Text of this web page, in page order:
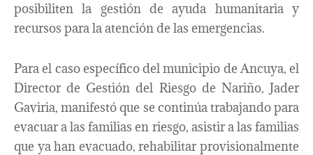
posibiliten la gestión de ayuda humanitaria y
recursos para la atención de las emergencias.
Para el caso específico del municipio de Ancuya, el
Director de Gestión del Riesgo de Nariño, Jader
Gaviria, manifestó que se continúa trabajando para
evacuar a las familias en riesgo, asistir a las familias
que ya han evacuado, rehabilitar provisionalmente